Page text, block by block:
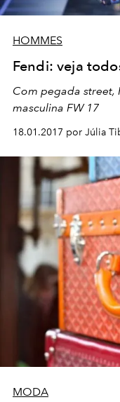
HOMMES
Fendi: veja
Com pegada street,
masculina FW 17
18.01.2017 por Júlia
MODA